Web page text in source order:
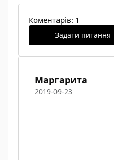
Коментарів: 1
Задати питання
Маргарита
2019-09-23